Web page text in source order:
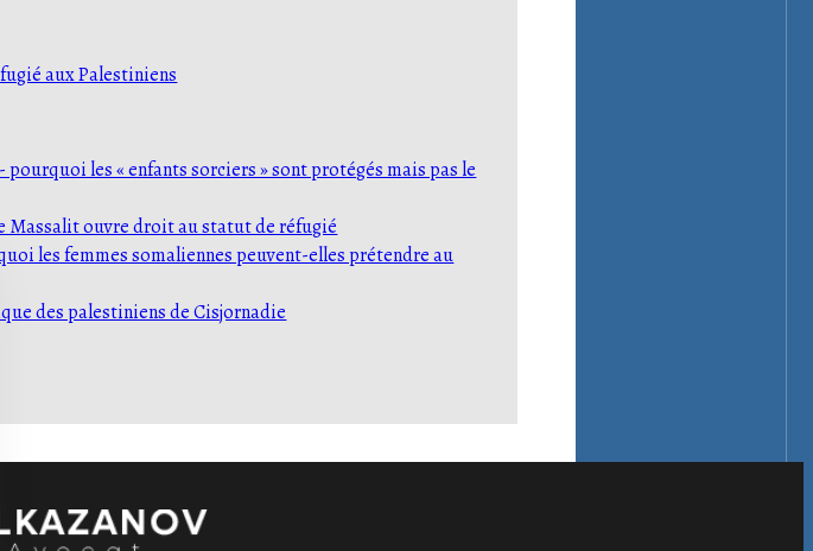
aux Palestiniens
les « enfants sorciers » sont protégés mais pas le
Massalit ouvre droit au statut de réfugié
les femmes somaliennes peuvent-elles prétendre au
des palestiniens de Cisjornadie